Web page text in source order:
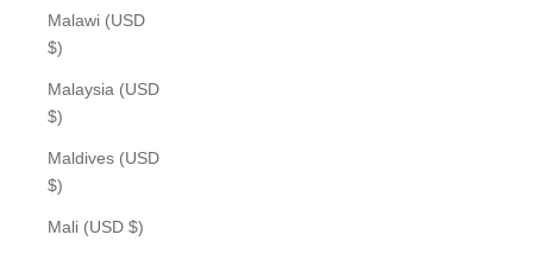
Malawi (USD
$)
Malaysia (USD
$)
Maldives (USD
$)
Mali (USD $)